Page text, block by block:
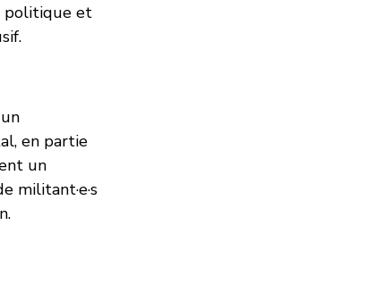
politique et
en partie
un
militant·e·s